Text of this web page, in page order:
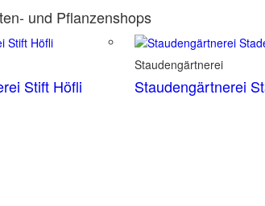
und Pflanzenshops
Stift Höfli
Staudengärtnerei
Staudengärtnerei